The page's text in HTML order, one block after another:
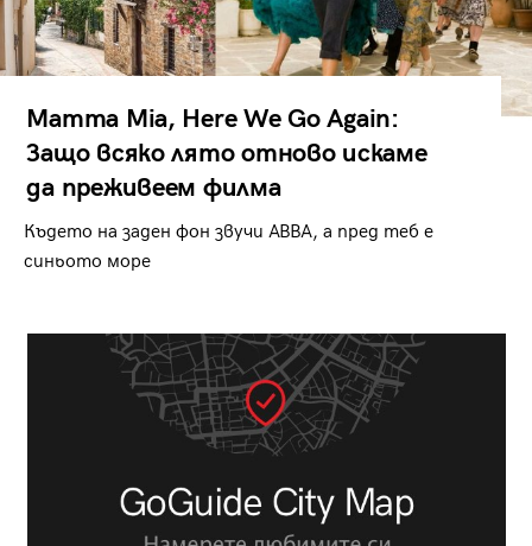
Mamma Mia, Here We Go Again:
Защо всяко лято отново искаме
да преживеем филма
Където на заден фон звучи ABBA, а пред теб е
синьото море